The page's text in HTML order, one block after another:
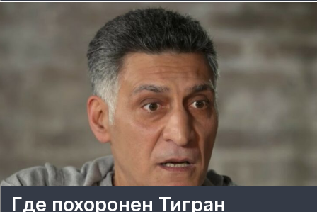
Где похоронен Тигран